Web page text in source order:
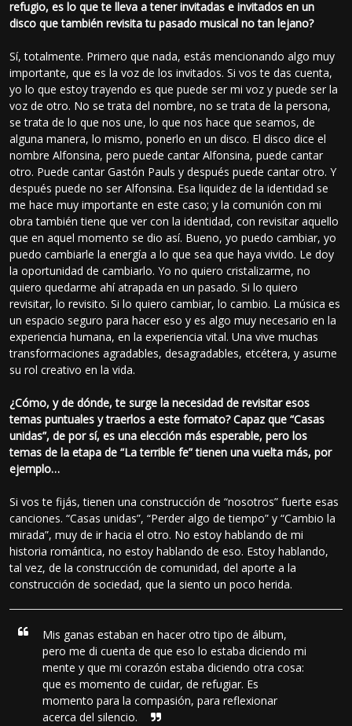
refugio, es lo que te lleva a tener invitadas e invitados en un
disco que también revisita tu pasado musical no tan lejano?
Sí, totalmente. Primero que nada, estás mencionando algo muy
importante, que es la voz de los invitados. Si vos te das cuenta,
yo lo que estoy trayendo es que puede ser mi voz y puede ser la
voz de otro. No se trata del nombre, no se trata de la persona,
se trata de lo que nos une, lo que nos hace que seamos, de
alguna manera, lo mismo, ponerlo en un disco. El disco dice el
nombre Alfonsina, pero puede cantar Alfonsina, puede cantar
otro. Puede cantar Gastón Pauls y después puede cantar otro. Y
después puede no ser Alfonsina. Esa liquidez de la identidad se
me hace muy importante en este caso; y la comunión con mi
obra también tiene que ver con la identidad, con revisitar aquello
que en aquel momento se dio así. Bueno, yo puedo cambiar, yo
puedo cambiarle la energía a lo que sea que haya vivido. Le doy
la oportunidad de cambiarlo. Yo no quiero cristalizarme, no
quiero quedarme ahí atrapada en un pasado. Si lo quiero
revisitar, lo revisito. Si lo quiero cambiar, lo cambio. La música es
un espacio seguro para hacer eso y es algo muy necesario en la
experiencia humana, en la experiencia vital. Una vive muchas
transformaciones agradables, desagradables, etcétera, y asume
su rol creativo en la vida.
¿Cómo, y de dónde, te surge la necesidad de revisitar esos
temas puntuales y traerlos a este formato? Capaz que “Casas
unidas”, de por sí, es una elección más esperable, pero los
temas de la etapa de “La terrible fe” tienen una vuelta más, por
ejemplo…
Si vos te fijás, tienen una construcción de “nosotros” fuerte esas
canciones. “Casas unidas”, “Perder algo de tiempo” y “Cambio la
mirada”, muy de ir hacia el otro. No estoy hablando de mi
historia romántica, no estoy hablando de eso. Estoy hablando,
tal vez, de la construcción de comunidad, del aporte a la
construcción de sociedad, que la siento un poco herida.
Mis ganas estaban en hacer otro tipo de álbum,
pero me di cuenta de que eso lo estaba diciendo mi
mente y que mi corazón estaba diciendo otra cosa:
que es momento de cuidar, de refugiar. Es
momento para la compasión, para reflexionar
acerca del silencio.